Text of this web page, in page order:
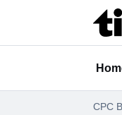
Vai al contenuto della
CPC